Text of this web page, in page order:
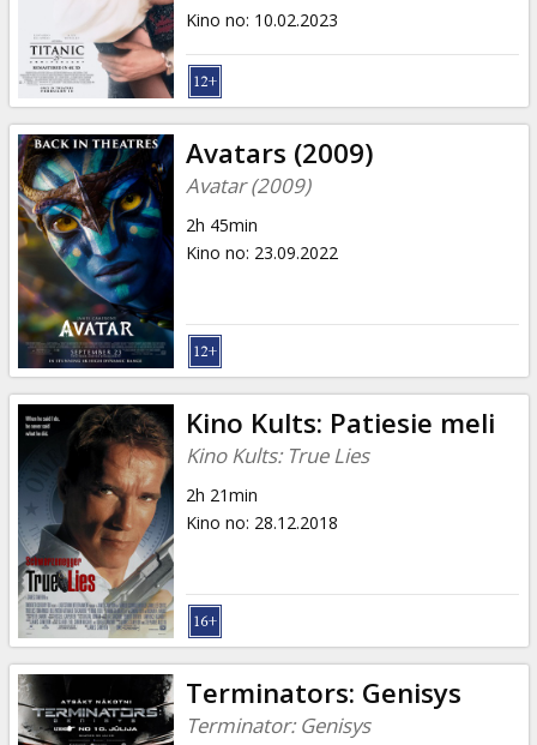
Kino no: 10.02.2023
Avatars (2009)
Avatar (2009)
2h 45min
Kino no: 23.09.2022
Kino Kults: Patiesie meli
Kino Kults: True Lies
2h 21min
Kino no: 28.12.2018
Terminators: Genisys
Terminator: Genisys